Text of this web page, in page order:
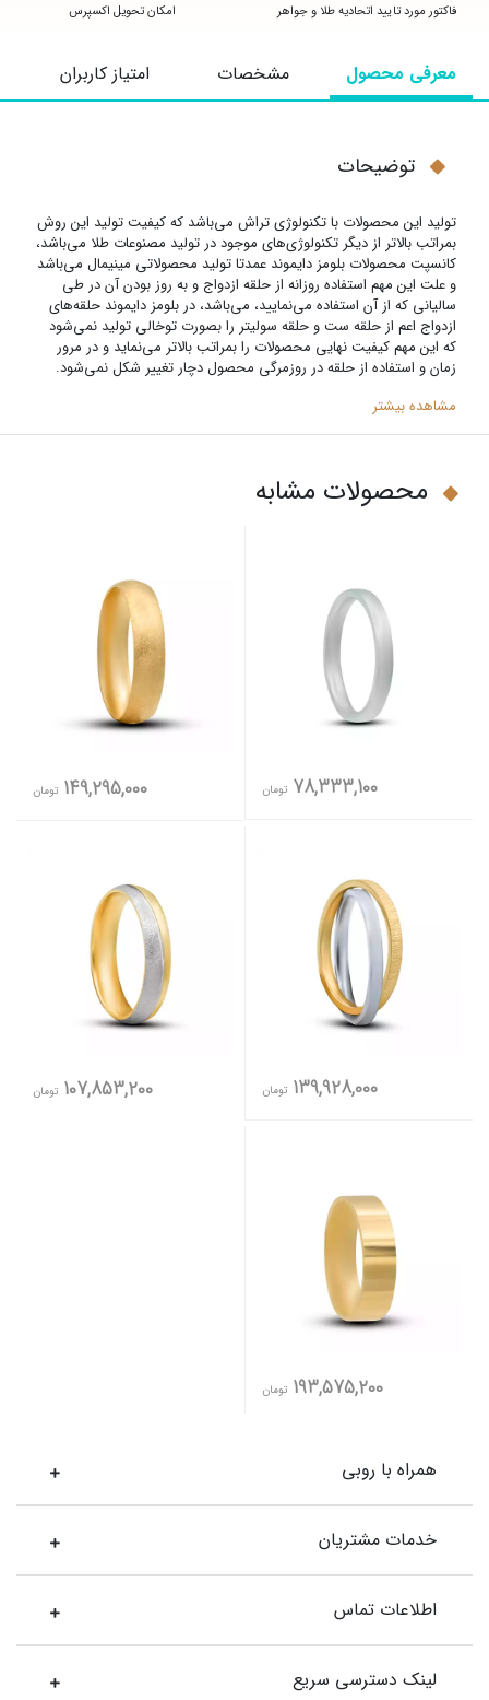
فاکتور مورد تایید اتحادیه طلا و جواهر امکان تحویل اکسپرس
معرفی محصول مشخصات امتیاز کاربران
توضیحات
تولید این محصولات با تکنولوژی تراش می‌باشد که کیفیت تولید این روش
بمراتب بالاتر از دیگر تکنولوژی‌های موجود در تولید مصنوعات طلا می‌باشد،
کانسپت محصولات بلومز دایموند عمدتا تولید محصولاتی مینیمال می‌باشد
و علت این مهم استفاده روزانه از حلقه ازدواج و به روز بودن آن در طی
سالیانی که از آن استفاده می‌نمایید، می‌باشد‌، در بلومز دایموند حلقه‌های
ازدواج اعم از حلقه ست و حلقه سولیتر را بصورت توخالی تولید نمی‌شود
که این مهم کیفیت نهایی محصولات را بمراتب بالاتر می‌نماید و در مرور
زمان و استفاده از حلقه در روزمرگی محصول دچار تغییر شکل نمی‌شود.
مشاهده بیشتر
محصولات مشابه
78,333,100 تومان 149,295,000 تومان
139,928,000 تومان 107,853,200 تومان
193,575,200 تومان
همراه با روبی
خدمات مشتریان
اطلاعات تماس
لینک دسترسی سریع